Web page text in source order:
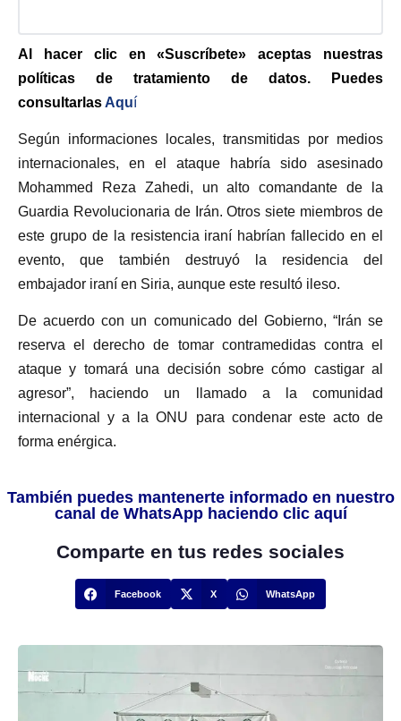
Al hacer clic en «Suscríbete» aceptas nuestras
políticas de tratamiento de datos. Puedes
consultarlas Aquí
Según informaciones locales, transmitidas por medios
internacionales, en el ataque habría sido asesinado
Mohammed Reza Zahedi, un alto comandante de la
Guardia Revolucionaria de Irán. Otros siete miembros de
este grupo de la resistencia iraní habrían fallecido en el
evento, que también destruyó la residencia del
embajador iraní en Siria, aunque este resultó ileso.
De acuerdo con un comunicado del Gobierno, “Irán se
reserva el derecho de tomar contramedidas contra el
ataque y tomará una decisión sobre cómo castigar al
agresor”, haciendo un llamado a la comunidad
internacional y a la ONU para condenar este acto de
forma enérgica.
También puedes mantenerte informado en nuestro
canal de WhatsApp haciendo clic aquí
Comparte en tus redes sociales
Facebook X WhatsApp